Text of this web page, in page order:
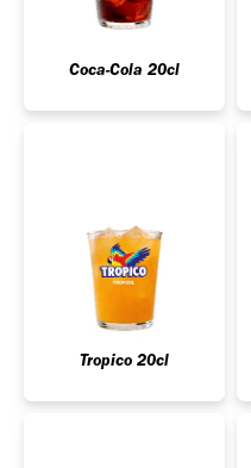
Coca-Cola 20cl
Tropico 20cl